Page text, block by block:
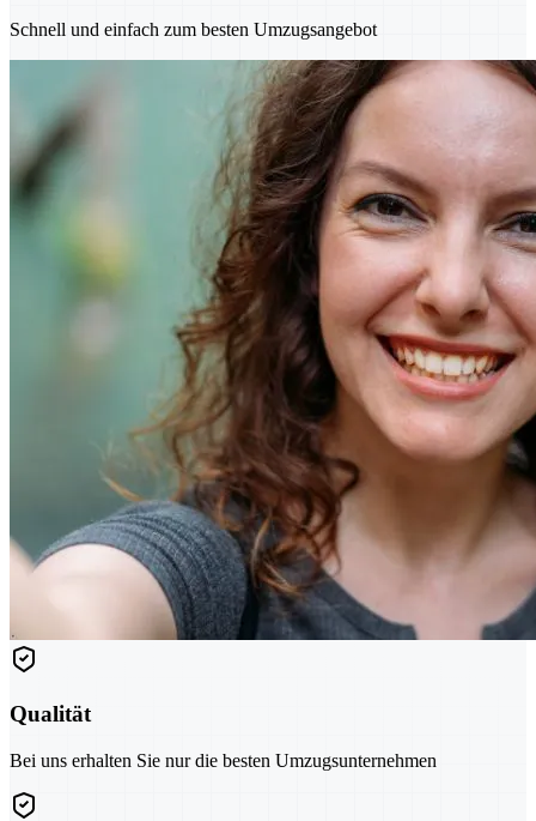
Schnell und einfach zum besten Umzugsangebot
Qualität
Bei uns erhalten Sie nur die besten Umzugsunternehmen